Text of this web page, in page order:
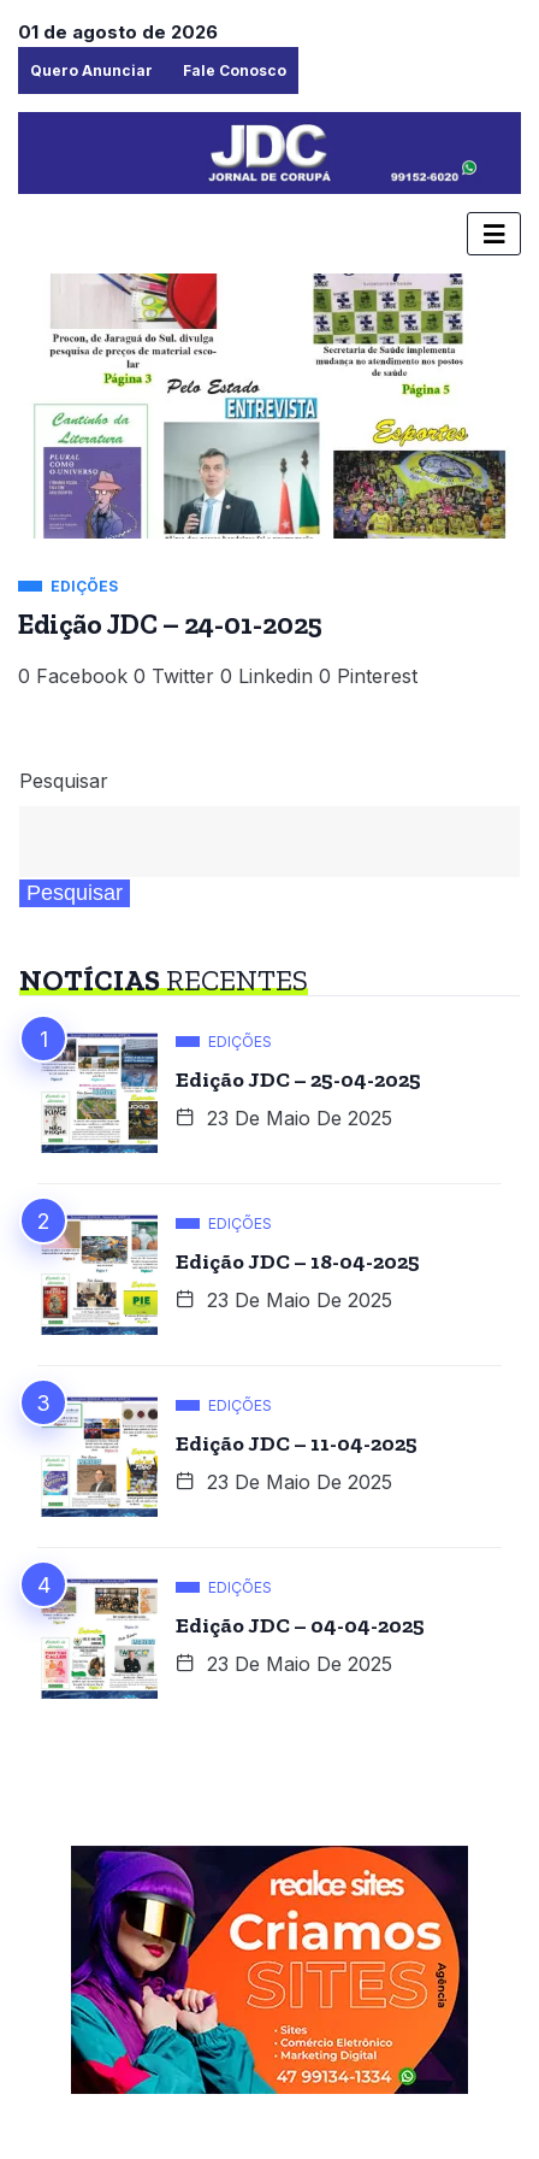
01 de agosto de 2026
Quero Anunciar Fale Conosco
EDIÇÕES
Edição JDC – 24-01-2025
0 Facebook 0 Twitter 0 Linkedin 0 Pinterest
Pesquisar
Pesquisar
NOTÍCIASRECENTES
EDIÇÕES
Edição JDC – 25-04-2025
23 De Maio De 2025
EDIÇÕES
Edição JDC – 18-04-2025
23 De Maio De 2025
EDIÇÕES
Edição JDC – 11-04-2025
23 De Maio De 2025
EDIÇÕES
Edição JDC – 04-04-2025
23 De Maio De 2025